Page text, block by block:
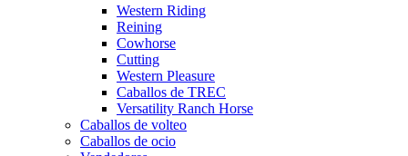
Western Riding
Reining
Cowhorse
Cutting
Western Pleasure
Caballos de TREC
Versatility Ranch Horse
Caballos de volteo
Caballos de ocio